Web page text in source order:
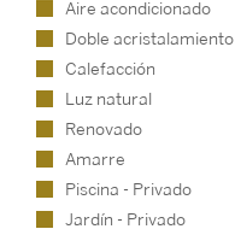
Aire acondicionado
Doble acristalamiento
Calefacción
Luz natural
Renovado
Amarre
Piscina - Privado
Jardín - Privado